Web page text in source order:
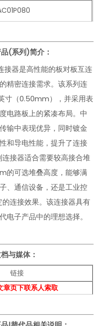
(系列)简介：
接器是高性能的板对板互连
精密连接需求。该系列连
寸（0.50mm），并采用表
电路板上的紧凑布局。中
输中表现优异，同时镀金
和导电性能，提升了连接
接器适合需要较高接合堆
的可选堆叠高度，能够满
、通信设备，还是工业控
连接效果。该连接器具有
电子产品中的理想选择。
与媒体：
链接
章页下联系人索取